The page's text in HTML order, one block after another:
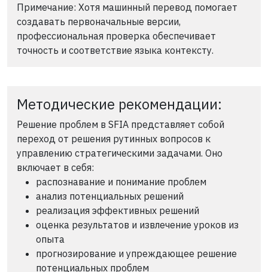
Примечание: Хотя машинный перевод помогает
создавать первоначальные версии,
профессиональная проверка обеспечивает
точность и соответствие языка контексту.
Методические рекомендации:
Решение проблем в SFIA представляет собой
переход от решения рутинных вопросов к
управлению стратегическими задачами. Оно
включает в себя:
распознавание и понимание проблем
анализ потенциальных решений
реализация эффективных решений
оценка результатов и извлечение уроков из
опыта
прогнозирование и упреждающее решение
потенциальных проблем